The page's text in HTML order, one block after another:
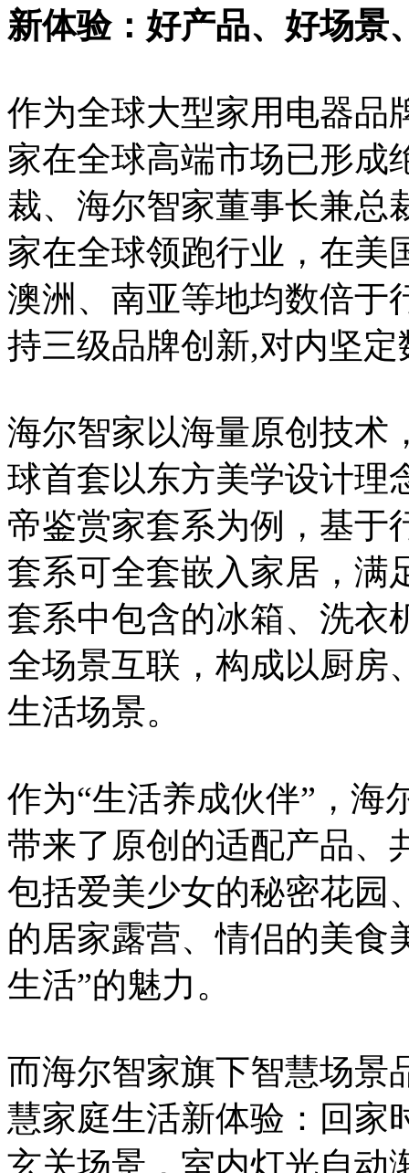
新体验：好产品、好场景
作为全球大型家用电器品
家在全球高端市场已形成
裁、海尔智家董事长兼总
家在全球领跑行业，在美
澳洲、南亚等地均数倍于
持三级品牌创新,对内坚
海尔智家以海量原创技术
球首套以东方美学设计
帝鉴赏家套系为例，基于
套系可全套嵌入家居，满
套系中包含的冰箱、洗衣
全场景互联，构成以厨房
生活场景。
作为“生活养成伙伴”，海
带来了原创的适配产品、
包括爱美少女的秘密花园
的居家露营、情侣的美食
生活”的魅力。
而海尔智家旗下智慧场景
慧家庭生活新体验：回家
玄关场景，室内灯光自动